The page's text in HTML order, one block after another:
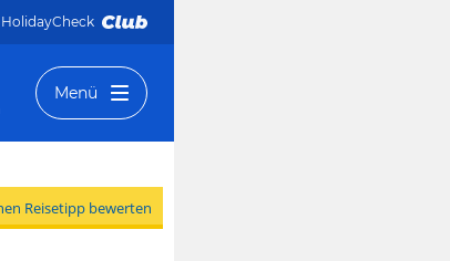
HolidayCheck
Menü
Reisetipp bewerten